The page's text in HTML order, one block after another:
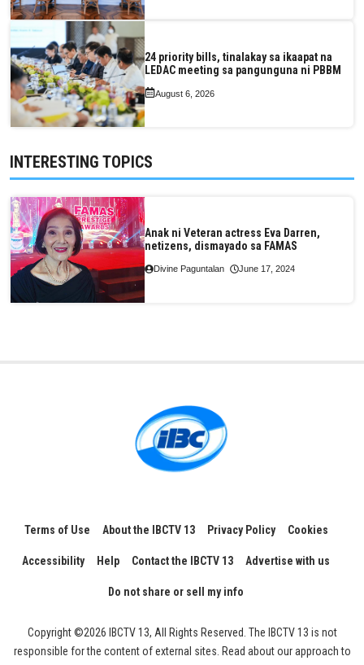
24 priority bills, tinalakay sa ikaapat na
LEDAC meeting sa pangunguna ni PBBM
August 6, 2026
INTERESTING TOPICS
Anak ni Veteran actress Eva Darren,
netizens, dismayado sa FAMAS
Divine Paguntalan June 17, 2024
Terms of Use About the IBCTV 13 Privacy Policy Cookies
Accessibility Help Contact the IBCTV 13 Advertise with us
Do not share or sell my info
Copyright ©2026 IBCTV 13, All Rights Reserved. The IBCTV 13 is not
responsible for the content of external sites. Read about our approach to